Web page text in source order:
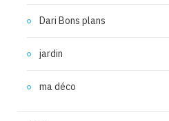
Dari Bons plans
jardin
ma déco